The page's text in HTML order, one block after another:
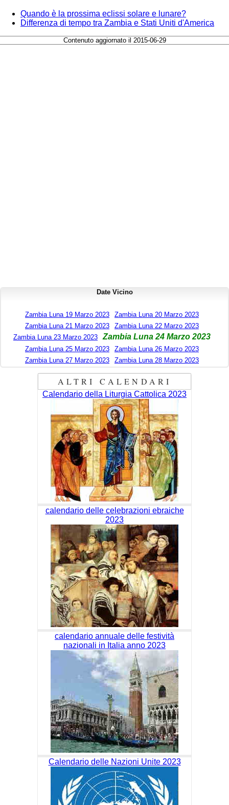
Quando è la prossima eclissi solare e lunare?
Differenza di tempo tra Zambia e Stati Uniti d'America
Contenuto aggiornato il 2015-06-29
Date Vicino
Zambia Luna 19 Marzo 2023
Zambia Luna 20 Marzo 2023
Zambia Luna 21 Marzo 2023
Zambia Luna 22 Marzo 2023
Zambia Luna 23 Marzo 2023
Zambia Luna 24 Marzo 2023
Zambia Luna 25 Marzo 2023
Zambia Luna 26 Marzo 2023
Zambia Luna 27 Marzo 2023
Zambia Luna 28 Marzo 2023
ALTRI CALENDARI
Calendario della Liturgia Cattolica 2023
calendario delle celebrazioni ebraiche
2023
calendario annuale delle festività
nazionali in Italia anno 2023
Calendario delle Nazioni Unite 2023